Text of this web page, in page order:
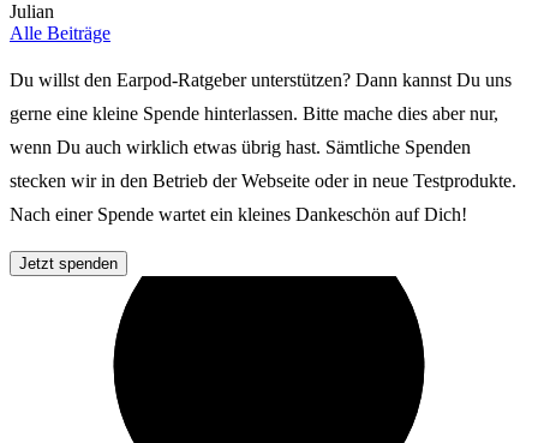
Julian
Alle Beiträge
Du willst den Earpod-Ratgeber unterstützen? Dann kannst Du uns
gerne eine kleine Spende hinterlassen. Bitte mache dies aber nur,
wenn Du auch wirklich etwas übrig hast. Sämtliche Spenden
stecken wir in den Betrieb der Webseite oder in neue Testprodukte.
Nach einer Spende wartet ein kleines Dankeschön auf Dich!
Jetzt spenden